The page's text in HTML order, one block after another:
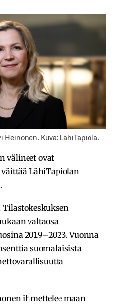
Kuva: LähiTapiola.
välineet ovat
LähiTapiolan
valtaosa
2019–2023. Vuonna
suomalaisista
ihmettelee maan